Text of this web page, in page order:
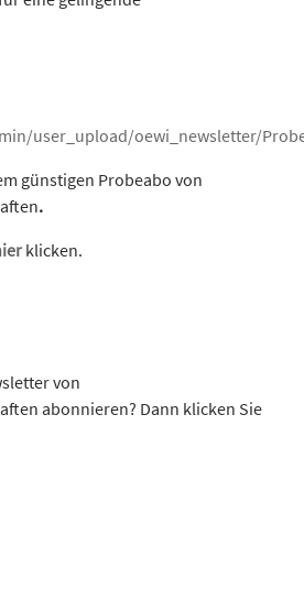
günstigen Probeabo von
.
klicken.
von
abonnieren? Dann klicken Sie